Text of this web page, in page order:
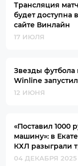
Трансляция
будет доступна
сайте Винлайн
17 ИЮЛЯ
Звезды футбола
Winline
12 ИЮНЯ
«Поставил 1000
машину»: в
КХЛ разыграли
04 ДЕКАБРЯ 2025